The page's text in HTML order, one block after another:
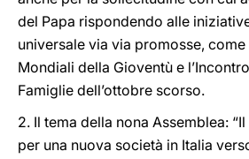
del Papa rispondendo alle
universale via via promosse,
Mondiali della Gioventù e
Famiglie dell’ottobre scorso.
2. Il tema della nona Assemblea:
per una nuova società in Italia